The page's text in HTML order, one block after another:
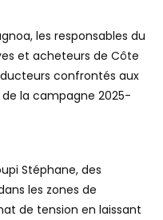
les responsables du
et acheteurs de Côte
confrontés aux
la campagne 2025-
Stéphane, des
les zones de
de tension en laissant